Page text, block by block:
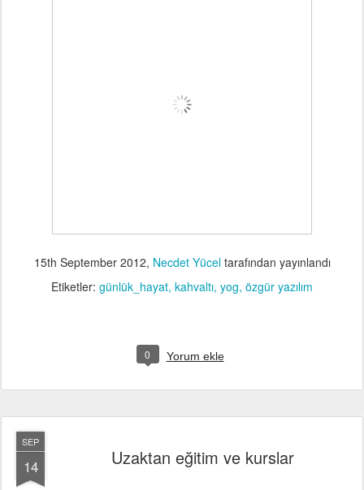
15th September 2012, Necdet Yüceltarafından yayınlandı
Etiketler: günlük_hayat kahvaltı yog özgür yazılım
0 Yorum ekle
SEP
14 Uzaktan eğitim ve kurslar